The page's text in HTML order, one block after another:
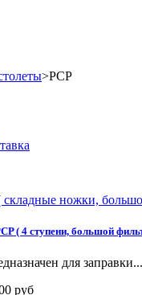
>PCP
( 4 ступени, большой
для заправки...
руб